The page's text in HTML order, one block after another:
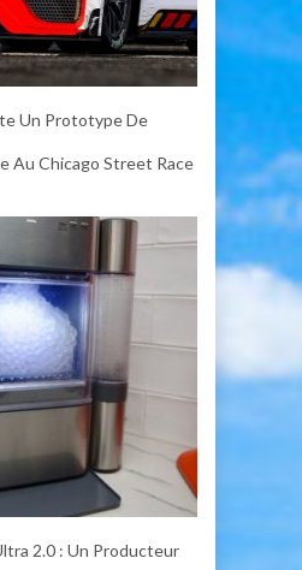
comme
Un thermostat
faire économiser
Voir
Un Prototype De
Au Chicago Street Race
2.0 : Un Producteur